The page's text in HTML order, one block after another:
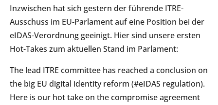
Inzwischen hat sich gestern der führende ITRE-
Ausschuss im EU-Parlament auf eine Position bei der
eIDAS-Verordnung geeinigt. Hier sind unsere ersten
Hot-Takes zum aktuellen Stand im Parlament:
The lead ITRE committee has reached a conclusion on
the big EU digital identity reform (#eIDAS regulation).
Here is our hot take on the compromise agreement